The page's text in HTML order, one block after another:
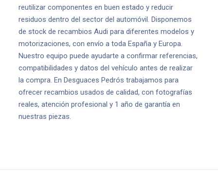
reutilizar componentes en buen estado y reducir
residuos dentro del sector del automóvil. Disponemos
de stock de recambios Audi para diferentes modelos y
motorizaciones, con envío a toda España y Europa.
Nuestro equipo puede ayudarte a confirmar referencias,
compatibilidades y datos del vehículo antes de realizar
la compra. En Desguaces Pedrós trabajamos para
ofrecer recambios usados de calidad, con fotografías
reales, atención profesional y 1 año de garantía en
nuestras piezas.